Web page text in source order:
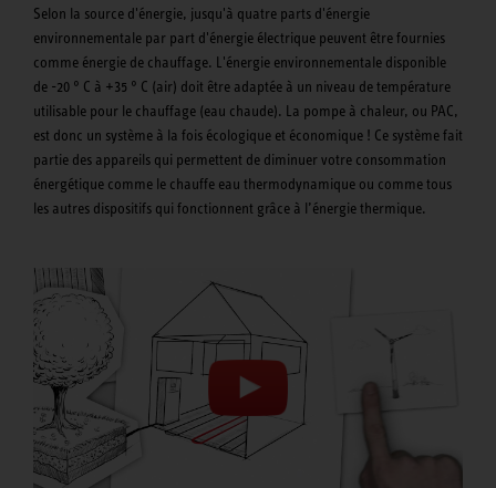
Selon la source d'énergie, jusqu'à quatre parts d'énergie
environnementale par part d'énergie électrique peuvent être fournies
comme énergie de chauffage. L'énergie environnementale disponible
de -20 ° C à +35 ° C (air) doit être adaptée à un niveau de température
utilisable pour le chauffage (eau chaude). La pompe à chaleur, ou PAC,
est donc un système à la fois écologique et économique ! Ce système fait
partie des appareils qui permettent de diminuer votre consommation
énergétique comme le chauffe eau thermodynamique ou comme tous
les autres dispositifs qui fonctionnent grâce à l’énergie thermique.